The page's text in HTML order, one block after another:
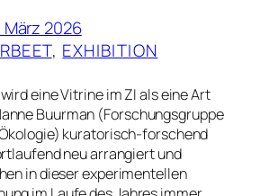
2026
, EXHIBITION
eine Vitrine im ZI als eine Art
Buurman (Forschungsgruppe
kuratorisch-forschend
neu arrangiert und
in dieser experimentellen